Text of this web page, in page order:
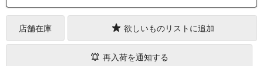
店舗在庫 欲しいものリストに追加
再入荷を通知する